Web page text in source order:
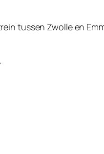
tussen Zwolle en